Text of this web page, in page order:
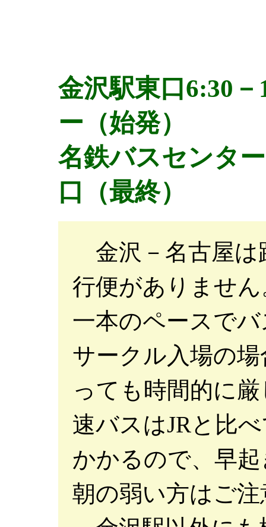
金沢駅東口6:30
ー（始発）
名鉄バスセンタ
口（最終）
金沢－名古屋は
行便がありませ
一本のペースで
サークル入場の
っても時間的に
速バスはJRと比
かかるので、早
朝の弱い方はご注